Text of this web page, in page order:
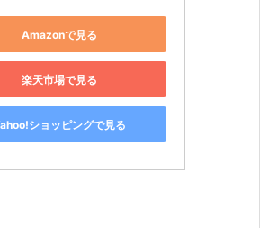
Amazonで見る
楽天市場で見る
ショッピングで見る